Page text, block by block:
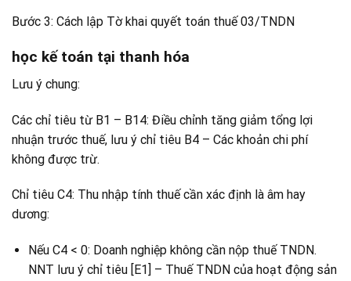
Bước 3: Cách lập Tờ khai quyết toán thuế 03/TNDN
học kế toán tại thanh hóa
Lưu ý chung:
Các chỉ tiêu từ B1 – B14: Điều chỉnh tăng giảm tổng lợi
nhuận trước thuế, lưu ý chỉ tiêu B4 – Các khoản chi phí
không được trừ.
Chỉ tiêu C4: Thu nhập tính thuế cần xác định là âm hay
dương:
Nếu C4 < 0: Doanh nghiệp không cần nộp thuế TNDN.
NNT lưu ý chỉ tiêu [E1] – Thuế TNDN của hoạt động sản